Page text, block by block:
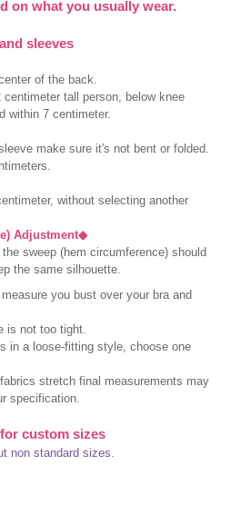
on what you usually wear.
sleeves
of the back.
tall person, below knee
within 7 centimeter.
make sure it's not bent or folded.
without selecting another
Adjustment◆
sweep (hem circumference) should
the same silhouette.
you bust over your bra and
is not too tight.
in a loose-fitting style, choose one
stretch final measurements may
specification.
custom sizes
non standard sizes.